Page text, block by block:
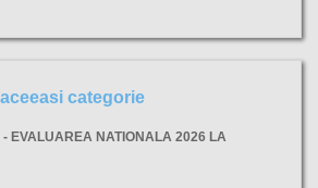
categorie
EVALUAREA NATIONALA 2026 LA